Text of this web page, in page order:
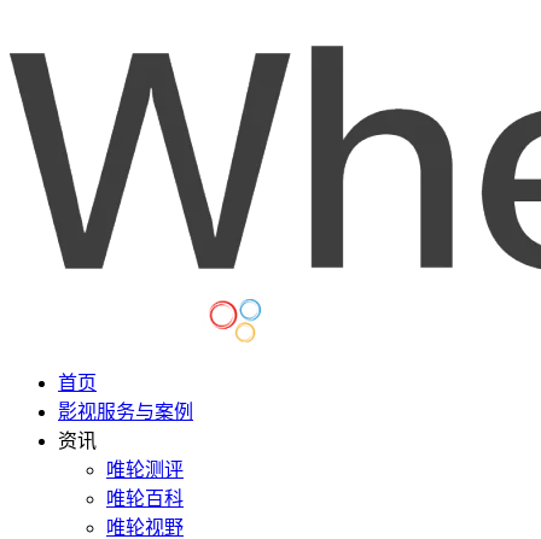
首页
影视服务与案例
资讯
唯轮测评
唯轮百科
唯轮视野